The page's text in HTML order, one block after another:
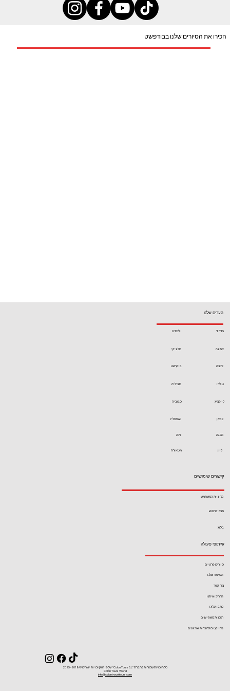
הכירו את הסיורים שלנו בבודפשט
קישורים שימושיים
תנאי שימוש
מדיניות המשתמש
בלוג
כל הזכויות שמורות לחברת ''Colon Tours S.L'' על פי חוק זכויות יוצרים ©2018- 2025
Colón Tours World
info@colontraveltours.com
שיתופי פעולה
תוכנית משפיענים
הסיפור שלנו
סיורים פרטיים
הדריכו איתנו
פרויקטים לחברות וארגונים
כתבו עלינו
צור קשר
הערים שלנו
סביליה
ולנסיה מדריד
סלוניקי אתונה
טולדו
בוקרשט
נאפפליו
ז'נבה
לוזאן
סגוביה
מלגה
לייפציג
מטאורה
וינה
ליון